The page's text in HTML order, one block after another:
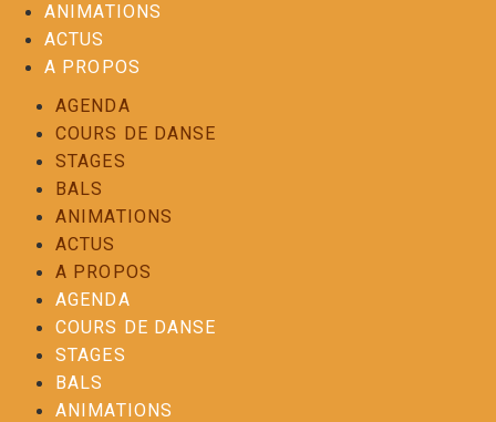
ANIMATIONS
ACTUS
A PROPOS
AGENDA
COURS DE DANSE
STAGES
BALS
ANIMATIONS
ACTUS
A PROPOS
AGENDA
COURS DE DANSE
STAGES
BALS
ANIMATIONS